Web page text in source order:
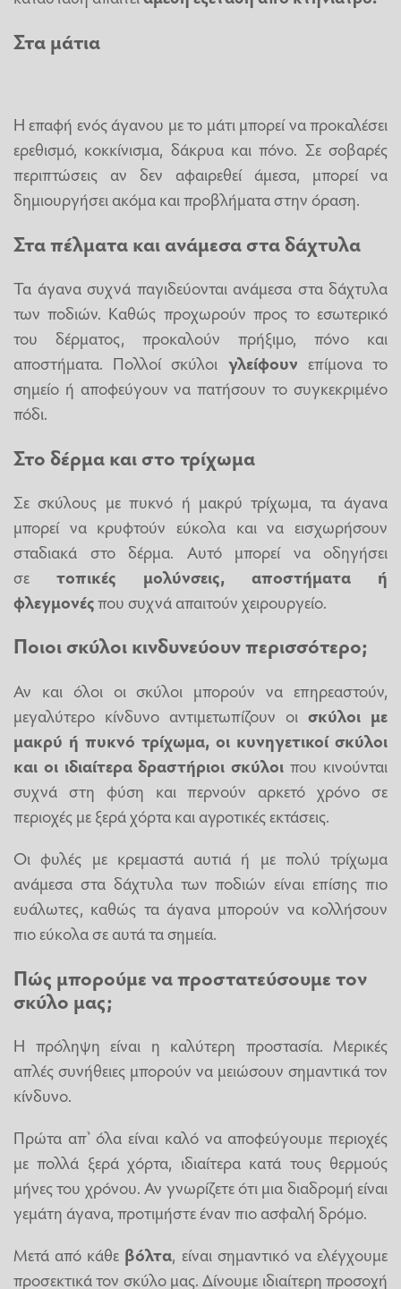
Στα μάτια
Η επαφή ενός άγανου με το μάτι μπορεί να προκαλέσει
ερεθισμό, κοκκίνισμα, δάκρυα και πόνο. Σε σοβαρές
περιπτώσεις αν δεν αφαιρεθεί άμεσα, μπορεί να
δημιουργήσει ακόμα και προβλήματα στην όραση.
Στα πέλματα και ανάμεσα στα δάχτυλα
Τα άγανα συχνά παγιδεύονται ανάμεσα στα δάχτυλα
των ποδιών. Καθώς προχωρούν προς το εσωτερικό
του δέρματος, προκαλούν πρήξιμο, πόνο και
αποστήματα. Πολλοί σκύλοι γλείφουν επίμονα το
σημείο ή αποφεύγουν να πατήσουν το συγκεκριμένο
πόδι.
Στο δέρμα και στο τρίχωμα
Σε σκύλους με πυκνό ή μακρύ τρίχωμα, τα άγανα
μπορεί να κρυφτούν εύκολα και να εισχωρήσουν
σταδιακά στο δέρμα. Αυτό μπορεί να οδηγήσει
σετοπικές μολύνσεις,
αποστήματα ή
φλεγμονέςπου συχνά απαιτούν χειρουργείο.
Ποιοι σκύλοι κινδυνεύουν περισσότερο;
Αν και όλοι οι σκύλοι μπορούν να επηρεαστούν,
μεγαλύτερο κίνδυνο αντιμετωπίζουν οι σκύλοι με
μακρύ ή πυκνό τρίχωμα, οι κυνηγετικοί σκύλοι
και οι ιδιαίτερα δραστήριοι σκύλοι που κινούνται
συχνά στη φύση και περνούν αρκετό χρόνο σε
περιοχές με ξερά χόρτα και αγροτικές εκτάσεις.
Οι φυλές με κρεμαστά αυτιά ή με πολύ τρίχωμα
ανάμεσα στα δάχτυλα των ποδιών είναι επίσης πιο
ευάλωτες, καθώς τα άγανα μπορούν να κολλήσουν
πιο εύκολα σε αυτά τα σημεία.
Πώς μπορούμε να προστατεύσουμε τον
σκύλο μας;
Η πρόληψη είναι η καλύτερη προστασία. Μερικές
απλές συνήθειες μπορούν να μειώσουν σημαντικά τον
κίνδυνο.
Πρώτα απ’ όλα είναι καλό να αποφεύγουμε περιοχές
με πολλά ξερά χόρτα, ιδιαίτερα κατά τους θερμούς
μήνες του χρόνου. Αν γνωρίζετε ότι μια διαδρομή είναι
γεμάτη άγανα, προτιμήστε έναν πιο ασφαλή δρόμο.
Μετά από κάθε βόλτα, είναι σημαντικό να ελέγχουμε
προσεκτικά τον σκύλο μας. Δίνουμε ιδιαίτερη προσοχή